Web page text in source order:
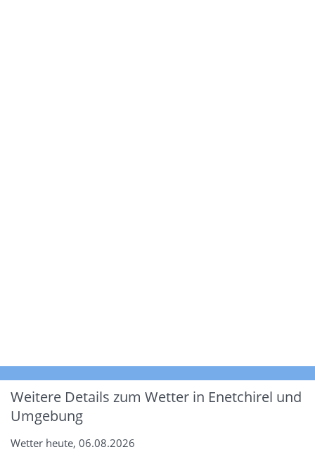
Weitere Details zum Wetter in Enetchirel und
Umgebung
Wetter heute, 06.08.2026